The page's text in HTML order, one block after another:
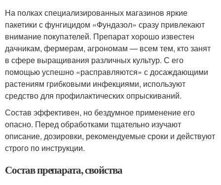
На полках специализированных магазинов яркие
пакетики с фунгицидом «Фундазол» сразу привлекают
внимание покупателей. Препарат хорошо известен
дачникам, фермерам, агрономам — всем тем, кто занят
в сфере выращивания различных культур. С его
помощью успешно «расправляются» с досаждающими
растениям грибковыми инфекциями, используют
средство для профилактических опрыскиваний.
Состав эффективен, но бездумное применение его
опасно. Перед обработками тщательно изучают
описание, дозировки, рекомендуемые сроки и действуют
строго по инструкции.
Состав препарата, свойства